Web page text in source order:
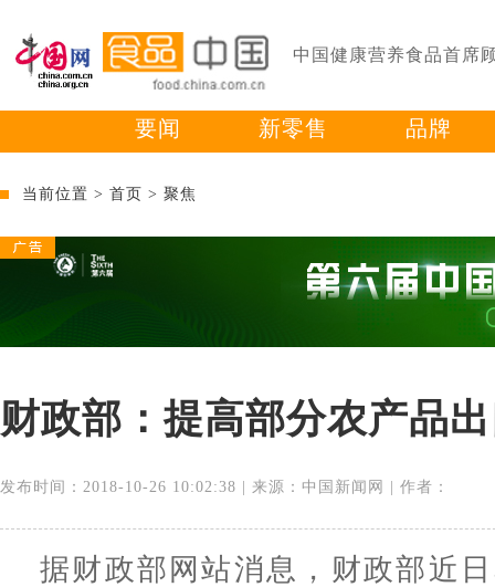
中国健康营养食品首席
要闻 新零售 品牌
当前位置 > 首页 > 聚焦
财政部：提高部分农产品
发布时间：2018-10-26 10:02:38 | 来源：中国新闻网 | 作者：
据财政部网站消息，财政部近